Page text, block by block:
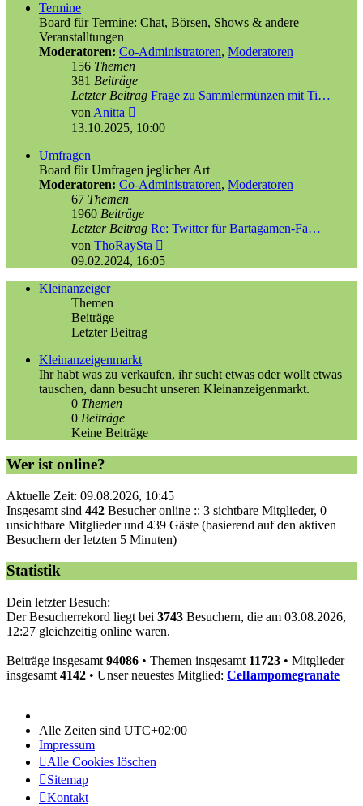
Termine
Board für Termine: Chat, Börsen, Shows & andere
Veranstalltungen
Moderatoren: Co-Administratoren, Moderatoren
156 Themen
381 Beiträge
Letzter Beitrag Frage zu Sammlermünzen mit Ti…
von Anitta
Beitrag
13.10.2025, 10:00
Umfragen
Board für Umfragen jeglicher Art
Moderatoren: Co-Administratoren, Moderatoren
67 Themen
1960 Beiträge
Letzter Beitrag Re: Twitter für Bartagamen-Fa…
von ThoRaySta
Beitrag
09.02.2024, 16:05
Kleinanzeiger
Themen
Beiträge
Letzter Beitrag
Kleinanzeigenmarkt
Ihr habt was zu verkaufen, ihr sucht etwas oder wollt etwas
tauschen, dann besucht unseren Kleinanzeigenmarkt.
0 Themen
0 Beiträge
Keine Beiträge
Wer ist online?
Aktuelle Zeit: 09.08.2026, 10:45
Insgesamt sind 442 Besucher online :: 3 sichtbare Mitglieder, 0
unsichtbare Mitglieder und 439 Gäste (basierend auf den aktiven
Besuchern der letzten 5 Minuten)
Statistik
Dein letzter Besuch:
Der Besucherrekord liegt bei 3743 Besuchern, die am 03.08.2026,
12:27 gleichzeitig online waren.
Beiträge insgesamt 94086 • Themen insgesamt 11723 • Mitglieder
insgesamt 4142 • Unser neuestes Mitglied: CelIampomegranate
Alle Zeiten sind UTC+02:00
Impressum
Alle Cookies löschen
Sitemap
Kontakt